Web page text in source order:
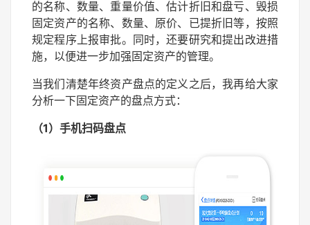
的名称、数量、重量价值、估计折旧和盘亏、毁损
固定资产的名称、数量、原价、已提折旧等，按照
规定程序上报审批。同时，还要研究和提出改进措
施，以便进一步加强固定资产的管理。
当我们清楚年终资产盘点的定义之后，我再给大家
分析一下固定资产的盘点方式：
（1）手机扫码盘点